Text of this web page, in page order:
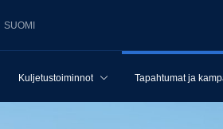
SUOMI
Kuljetustoiminnot Tapahtumat ja